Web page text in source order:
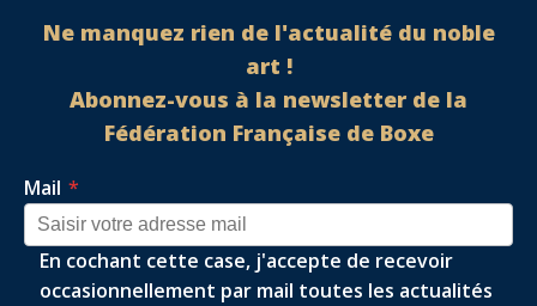
Ne manquez rien de l'actualité du noble
art !
Abonnez-vous à la newsletter de la
Fédération Française de Boxe
Mail *
En cochant cette case, j'accepte de recevoir
occasionnellement par mail toutes les actualités